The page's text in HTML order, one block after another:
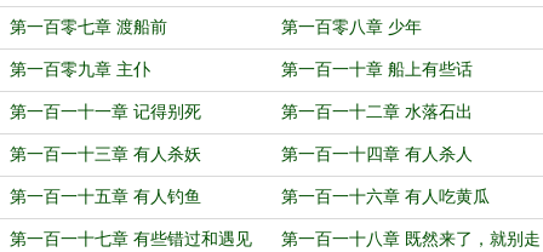
第一百零七章 渡船前 第一百零八章 少年
第一百零九章 主仆 第一百一十章 船上有些话
第一百一十一章 记得别死 第一百一十二章 水落石出
第一百一十三章 有人杀妖 第一百一十四章 有人杀人
第一百一十五章 有人钓鱼 第一百一十六章 有人吃黄瓜
第一百一十七章 有些错过和遇见 第一百一十八章 既然来了，就别走